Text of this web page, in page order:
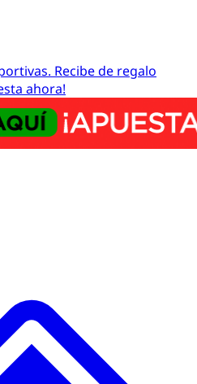
Recibe de regalo
ahora!